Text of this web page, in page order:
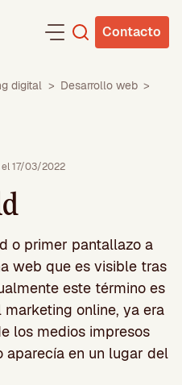
Contacto
digital > Desarrollo web >
17/03/2022
o primer pantallazo a
web que es visible tras
este término es
online, ya era
los medios impresos
aparecía en un lugar del